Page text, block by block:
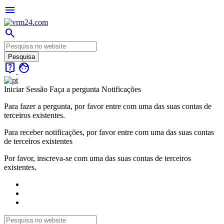
menu
search
live_help face
Iniciar Sessão Faça a pergunta Notificações
Para fazer a pergunta, por favor entre com uma das suas contas de
terceiros existentes.
Para receber notificações, por favor entre com uma das suas contas
de terceiros existentes
Por favor, inscreva-se com uma das suas contas de terceiros
existentes.